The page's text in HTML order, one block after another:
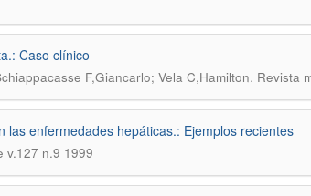
Caso clínico
F,Giancarlo; Vela C,Hamilton. Revista
las enfermedades hepáticas.: Ejemplos recientes
v.127 n.9 1999